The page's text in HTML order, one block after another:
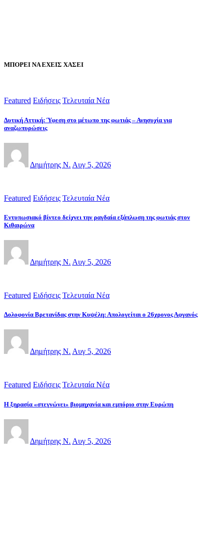
ΜΠΟΡΕΙ ΝΑ ΕΧΕΙΣ ΧΑΣΕΙ
Featured Ειδήσεις Τελευταία Νέα
Δυτική Αττική: Ύφεση στο μέτωπο της φωτιάς – Ανησυχία για
αναζωπυρώσεις
Δημήτρης Ν. Αυγ 5, 2026
Featured Ειδήσεις Τελευταία Νέα
Εντυπωσιακό βίντεο δείχνει την ραγδαία εξάπλωση της φωτιάς στον
Κιθαιρώνα
Δημήτρης Ν. Αυγ 5, 2026
Featured Ειδήσεις Τελευταία Νέα
Δολοφονία Βρετανίδας στην Κυψέλη: Απολογείται ο 26χρονος Αφγανός
Δημήτρης Ν. Αυγ 5, 2026
Featured Ειδήσεις Τελευταία Νέα
Η ξηρασία «στεγνώνει» βιομηχανία και εμπόριο στην Ευρώπη
Δημήτρης Ν. Αυγ 5, 2026